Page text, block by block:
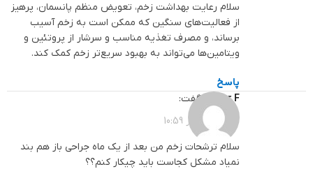
سلام رعایت بهداشت زخم، تعویض منظم پانسمان، پرهیز
از فعالیت‌های سنگین که ممکن است به زخم آسیب
برساند، و مصرف تغذیه مناسب و سرشار از پروتئین و
ویتامین‌ها می‌تواند به بهبود سریع‌تر زخم کمک کند.
پاسخ
Yaser F
گفت:
1403-11-13 در 10:59
سلام ترشحات زخم من بعد از یک ماه جراحی باز هم بند
نمیاد مشکل کجاست باید چیکار کنم؟؟